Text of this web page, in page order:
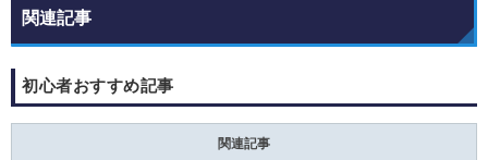
関連記事
初心者おすすめ記事
関連記事